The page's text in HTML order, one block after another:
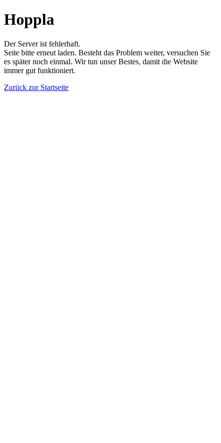
Hoppla
Der Server ist fehlerhaft.
Seite bitte erneut laden. Besteht das Problem weiter, versuchen Sie
es später noch einmal. Wir tun unser Bestes, damit die Website
immer gut funktioniert.
Zurück zur Startseite